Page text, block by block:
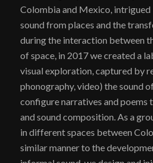
Colombia and Mexico,
sound from places and the
during the interaction between
of space, in 2017 we created a
visual exploration, captured by
phonography, video) the sound
configure narratives and poems
and sound composition. As a
in different spaces between
similar manner to the